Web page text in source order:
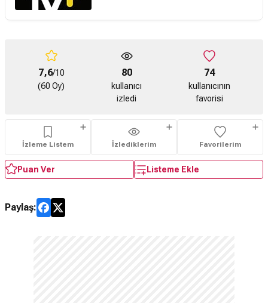
7,6/10
(60 Oy)
80
kullanıcı
izledi
74
kullanıcının
favorisi
İzleme Listem İzlediklerim Favorilerim
Puan Ver Listeme Ekle
Paylaş: